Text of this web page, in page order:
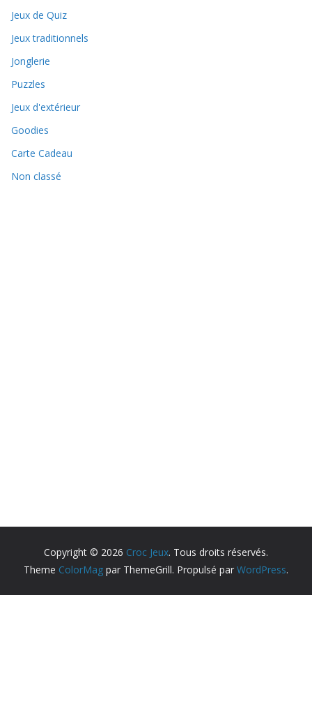
Jeux de Quiz
Jeux traditionnels
Jonglerie
Puzzles
Jeux d'extérieur
Goodies
Carte Cadeau
Non classé
Copyright © 2026 Croc Jeux. Tous droits réservés.
Theme ColorMag par ThemeGrill. Propulsé par WordPress.